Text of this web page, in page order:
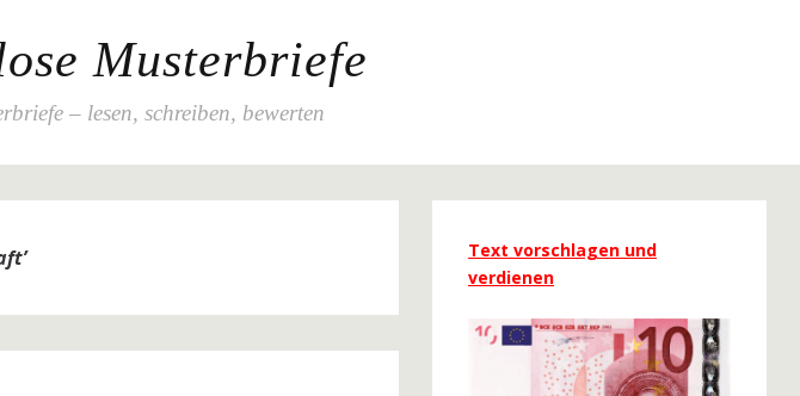
Musterbriefe
– lesen, schreiben, bewerten
’
Text vorschlagen und
verdienen